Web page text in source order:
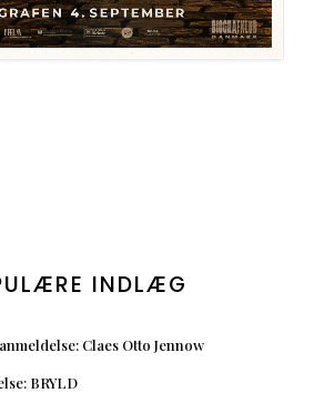
INDLÆG
Claes Otto Jennow
BRYLD